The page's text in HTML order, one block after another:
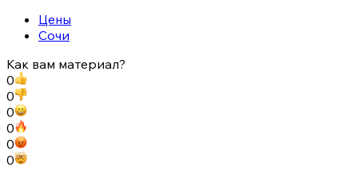
Цены
Сочи
Как вам материал?
0
0
0
0
0
0